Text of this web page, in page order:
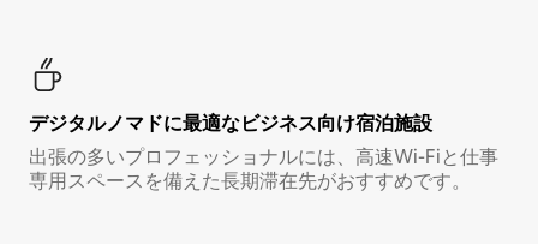
デジタルノマド⁠に最⁠適⁠なビ⁠ジ⁠ネ⁠ス⁠向⁠け宿⁠泊⁠施⁠設
出張の多いプロフェッショナルには、高速Wi-Fiと仕事
専用スペースを備えた長期滞在先がおすすめです。